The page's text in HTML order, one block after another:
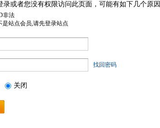
录或者您没有权限访问此页面，可能有如下几个原因
非法
是站点会员,请先登录站点
找回密码
关闭